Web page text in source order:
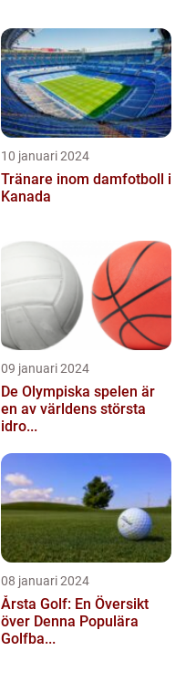
10 januari 2024
Tränare inom damfotboll i
Kanada
09 januari 2024
De Olympiska spelen är
en av världens största
idro...
08 januari 2024
Årsta Golf: En Översikt
över Denna Populära
Golfba...